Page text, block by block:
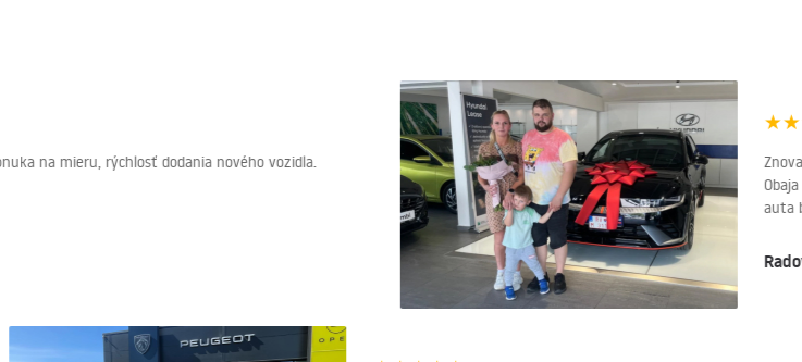
mieru, rýchlosť dodania nového vozidla.
★★
Znova a
Obaja
auta bez
Radovan